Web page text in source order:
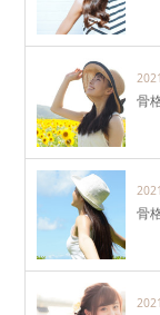
骨
骨